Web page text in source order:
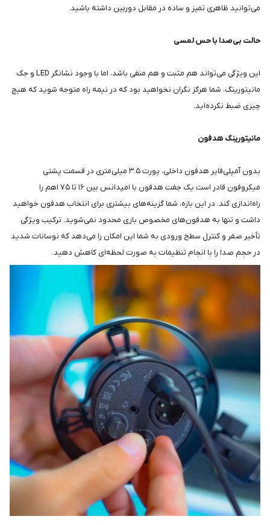
می‌توانید ظاهری تمیز و ساده در مقابل دوربین داشته باشید.
حالت بی‌صدا با حس لمسی
این ویژگی می‌تواند هم مثبت و هم منفی باشد، اما با وجود نشانگر LED و جک
مانیتورینگ، شما هرگز نگران نخواهید بود که در نیمه راه متوجه شوید که هیچ
چیزی ضبط نکرده‌اید.
مانیتورینگ هدفون
بدون آمپلی‌فایر هدفون داخلی، پورت ۳.۵ میلی‌متری در قسمت پشتی
میکروفون قادر است یک جفت هدفون با امپدانس بین ۱۶ تا ۷۵ اهم را
راه‌اندازی کند. در این بازه، شما گزینه‌های بیشتری برای انتخاب هدفون خواهید
داشت و تنها به هدفون‌های مخصوص بازی محدود نمی‌شوید. ترکیب ویژگی
تأخیر صفر و کنترل سطح ورودی به شما این امکان را می‌دهد که نوسانات شدید
در حجم صدا را با انجام تنظیمات به صورت لحظه‌ای کاهش دهید.